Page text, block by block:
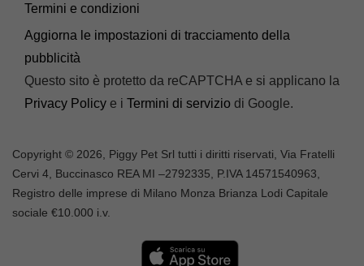
Termini e condizioni
Aggiorna le impostazioni di tracciamento della
pubblicità
Questo sito è protetto da reCAPTCHA e si applicano la
Privacy Policy e i Termini di servizio di Google.
Copyright © 2026, Piggy Pet Srl tutti i diritti riservati, Via Fratelli
Cervi 4, Buccinasco REA MI –2792335 , P.IVA 14571540963,
Registro delle imprese di Milano Monza Brianza Lodi Capitale
sociale €10.000 i.v.